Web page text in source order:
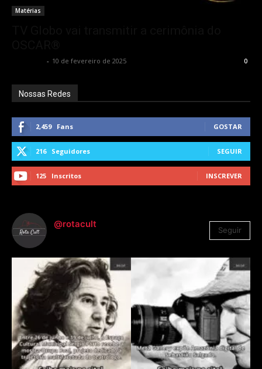
Matérias
- 10 de fevereiro de 2025 0
Nossas Redes
2,459 Fans GOSTAR
216 Seguidores SEGUIR
125 Inscritos INSCREVER
@rotacult
Seguir